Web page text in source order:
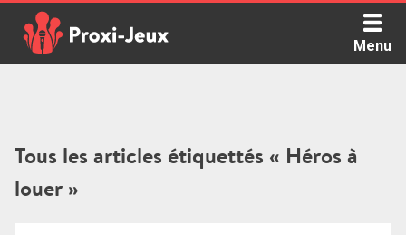
content
Menu
Tous les articles étiquettés « Héros à
louer »